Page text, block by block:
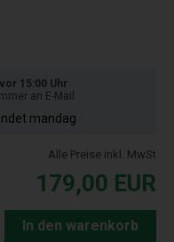
15:00 Uhr
an E-Mail
mandag
Alle Preise inkl. MwSt
179,00 EUR
In den warenkorb